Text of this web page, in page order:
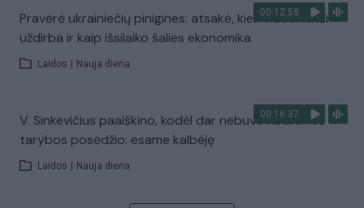
00:12:58
Pravėrė ukrainiečių pinigines: atsakė, kiek vidutiniškai
uždirba ir kaip išsilaiko šalies ekonomika
Laidos Nauja diena
00:16:37
V. Sinkevičius paaiškino, kodėl dar nebuvo Koalicinės
tarybos posėdžio: esame kalbėję
Laidos Nauja diena